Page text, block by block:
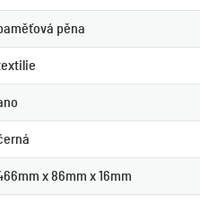
pěna
x 86mm x 16mm